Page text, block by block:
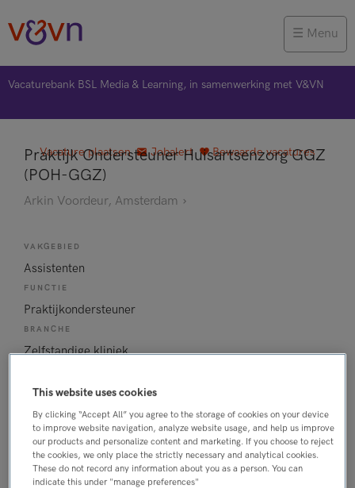
Menu
Vacaturebank BSL Media & Learning, in samenwerking met V&VN
Vacature plaatsen Jobalert Bewaarde vacatures
Praktijk Ondersteuner Huisartsenzorg GGZ
(POH-GGZ)
Arkin Voordeur, Amsterdam
VAKGEBIED
Assistenten
FUNCTIE
Praktijkondersteuner
BRANCHE
Zelfstandige kliniek
Tijdelijk dienstverband
PLAATSINGSDATUM
5 januari 2025
NIVEAU
HBO
This website uses cookies
By clicking “Accept All” you agree to the storage of cookies on your device
to improve website navigation, analyze website usage, and help us improve
our products and personalize content and marketing. If you choose to reject
the cookies, we only place the strictly necessary and analytical cookies.
These do not record any information about you as a person. You can
indicate this under "manage preferences"